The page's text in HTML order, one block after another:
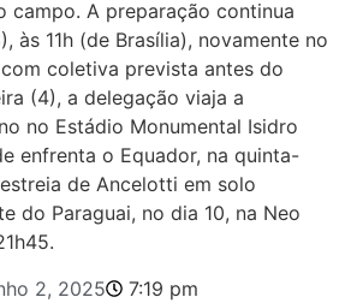
campo. A preparação continua
às 11h (de Brasília), novamente no
coletiva prevista antes do
(4), a delegação viaja a
no Estádio Monumental Isidro
enfrenta o Equador, na quinta-
de Ancelotti em solo
do Paraguai, no dia 10, na Neo
2, 2025
7:19 pm